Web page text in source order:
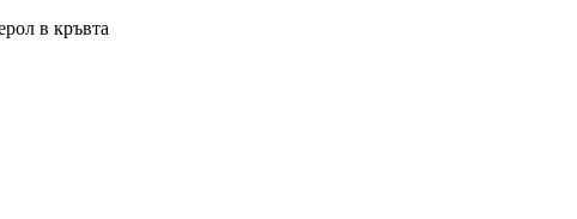
в кръвта